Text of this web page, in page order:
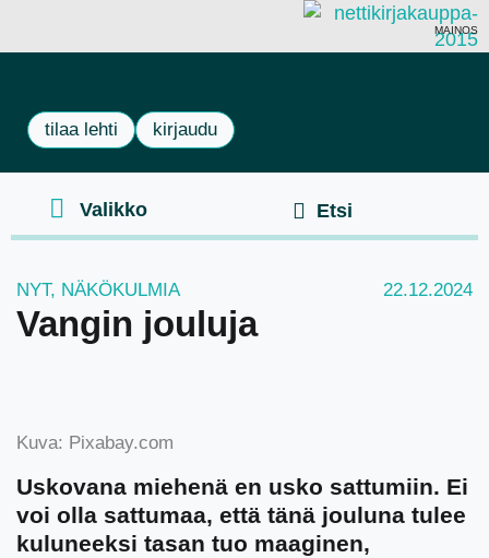
MAINOS
tilaa lehti kirjaudu
NYT, NÄKÖKULMIA 22.12.2024
Vangin jouluja
Kuva: Pixabay.com
Uskovana miehenä en usko sattumiin. Ei
voi olla sattumaa, että tänä jouluna tulee
kuluneeksi tasan tuo maaginen,